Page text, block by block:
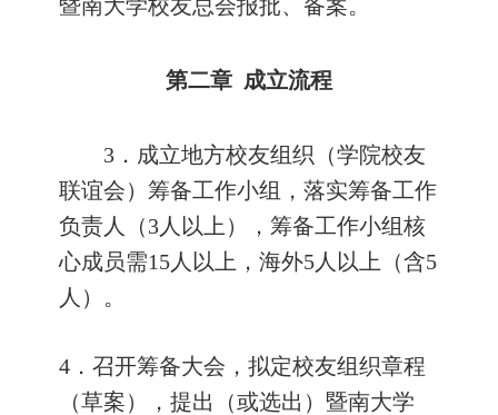
暨南大学校友总会报批、备案。
第二章 成立流程
3 ．成立地方校友组织（学院校友
联谊会）筹备工作小组，落实筹备工作
负责人（3人以上），筹备工作小组核
心成员需15人以上，海外5人以上（含5
人）。
4 ．召开筹备大会，拟定校友组织章程
（草案），提出（或选出）暨南大学